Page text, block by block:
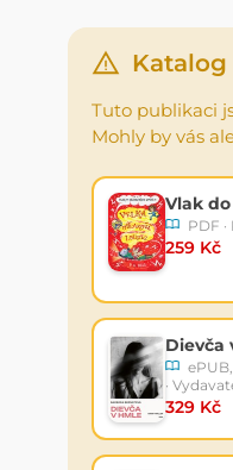
Tuto publikaci
Mohly by vás
PDF
259 Kč
Dievča
·
329 Kč